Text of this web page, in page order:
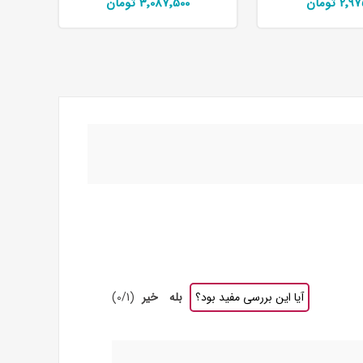
آیا این بررسی مفید بود؟ بله خیر (
0/1
)